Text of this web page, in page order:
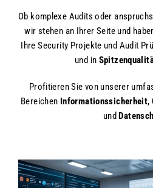
Ob komplexe Audits oder
wir stehen an Ihrer Seite und
Ihre Security Projekte und Audit
und in
Profitieren Sie von unserer
Bereichen Informationssicherheit,
und